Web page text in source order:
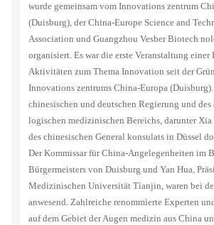
wurde gemeinsam vom Innovations zentrum
(Duisburg), der China-Europe Science and
Association und Guangzhou Vesber Biotech
organisiert. Es war die erste Veranstaltung einer
Aktivitäten zum Thema Innovation seit der
Innovations zentrums China-Europa
chinesischen und deutschen Regierung und
logischen medizinischen Bereichs, darunter Xia
des chinesischen General konsulats in Düssel
Der Kommissar für China-Angelegenheiten im
Bürgermeisters von Duisburg und Yan Hua,
Medizinischen Universität Tianjin, waren bei
anwesend. Zahlreiche renommierte Experten
auf dem Gebiet der Augen medizin aus China